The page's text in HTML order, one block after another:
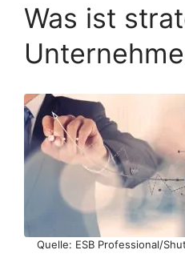
Was ist
Quelle: ESB Professional/